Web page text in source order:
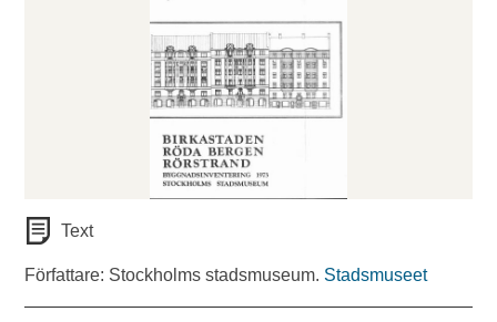
Text
Författare: Stockholms stadsmuseum. Stadsmuseet